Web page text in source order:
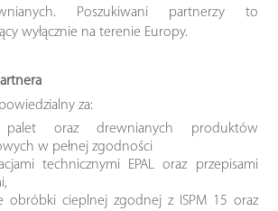
Poszukiwani partnerzy to
wyłącznie na terenie Europy.
za:
palet oraz drewnianych produktów
w pełnej zgodności
technicznymi EPAL oraz przepisami
obróbki cieplnej zgodnej z ISPM 15 oraz